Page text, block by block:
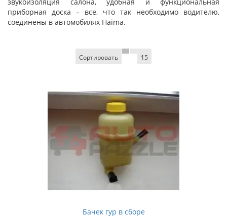
приборная доска – все, что так необходимо водителю,
соединены в автомобилях Haima.
Сортировать 15
Бачек гур в сборе